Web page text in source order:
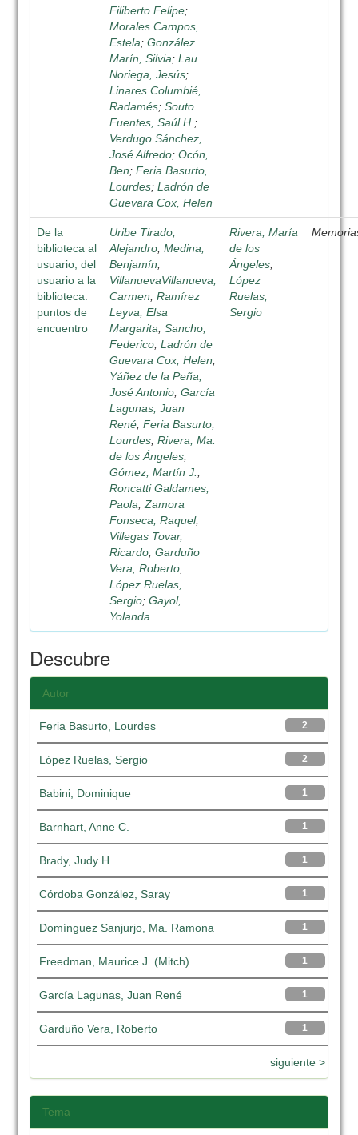
Filiberto Felipe;
Morales Campos,
Estela;González
Marín, Silvia;Lau
Noriega, Jesús;
Linares Columbié,
Radamés;Souto
Fuentes, Saúl H. ;
Verdugo Sánchez,
José Alfredo;Ocón,
Ben;Feria Basurto,
Lourdes;Ladrón de
Guevara Cox, Helen
De la
biblioteca al
usuario, del
usuario a la
biblioteca:
puntos de
encuentro
Uribe Tirado,
Alejandro;Medina,
Benjamín;
VillanuevaVillanueva,
Carmen;Ramírez
Leyva, Elsa
Margarita;Sancho,
Federico;Ladrón de
Guevara Cox, Helen;
Yáñez de la Peña,
José Antonio;García
Lagunas, Juan
René;Feria Basurto,
Lourdes;Rivera, Ma.
de los Ángeles;
Gómez, Martín J. ;
Roncatti Galdames,
Paola;Zamora
Fonseca, Raquel;
Villegas Tovar,
Ricardo;Garduño
Vera, Roberto;
López Ruelas,
Sergio;Gayol,
Yolanda
Rivera, María
de los
Ángeles;
López
Ruelas,
Sergio
Descubre
Autor
2
Feria Basurto, Lourdes
2
López Ruelas, Sergio
1
Babini, Dominique
1
Barnhart, Anne C.
1
Brady, Judy H.
1
Córdoba González, Saray
1
Domínguez Sanjurjo, Ma. Ramona
1
Freedman, Maurice J. (Mitch)
1
García Lagunas, Juan René
1
Garduño Vera, Roberto
siguiente >
Tema